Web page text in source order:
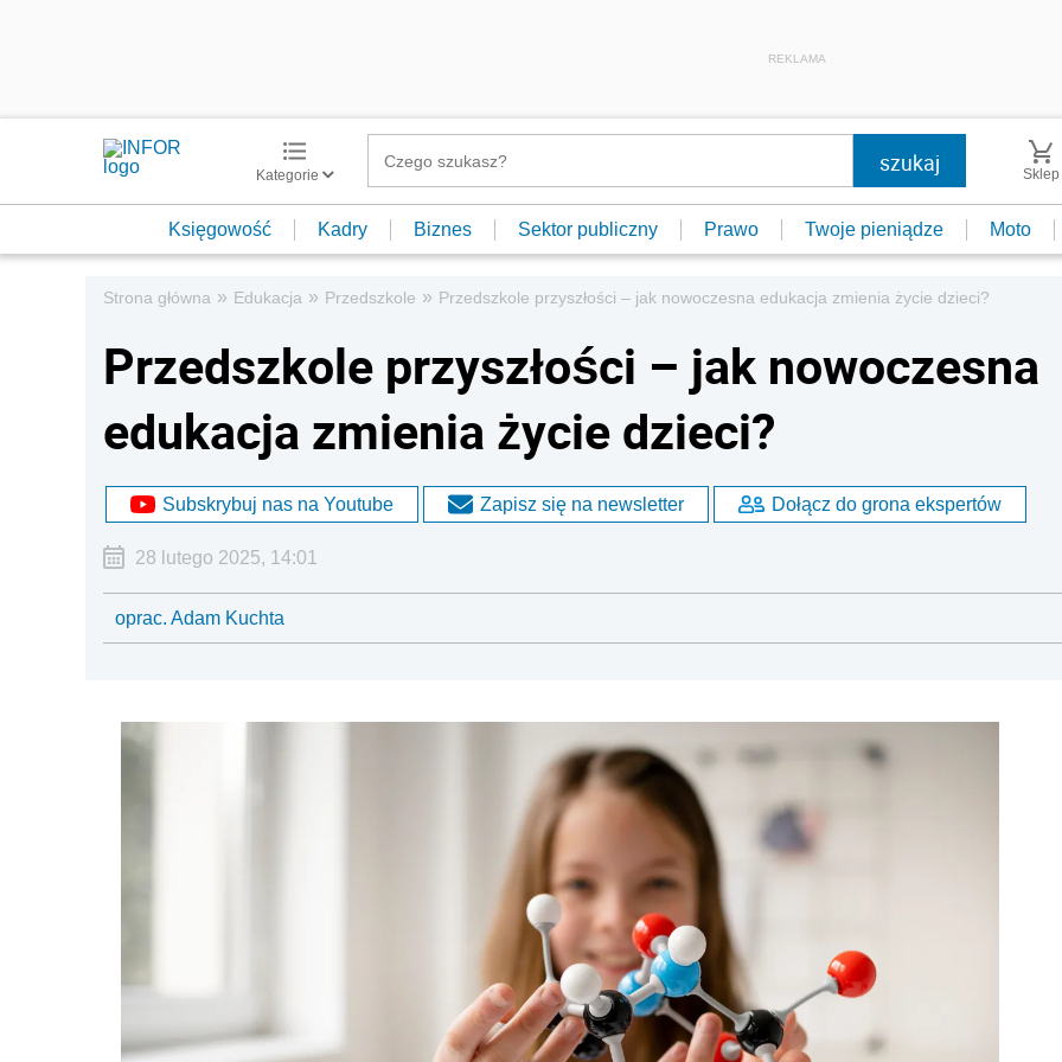
REKLAMA
Kategorie Sklep
Księgowość Kadry Biznes Sektor publiczny Prawo Twoje pieniądze Moto
Strona główna » Edukacja » Przedszkole » Przedszkole przyszłości – jak nowoczesna edukacja zmienia życie dzieci?
Przedszkole przyszłości – jak nowoczesna
edukacja zmienia życie dzieci?
Subskrybuj nas na Youtube Zapisz się na newsletter Dołącz do grona ekspertów
28 lutego 2025, 14:01
oprac. Adam Kuchta